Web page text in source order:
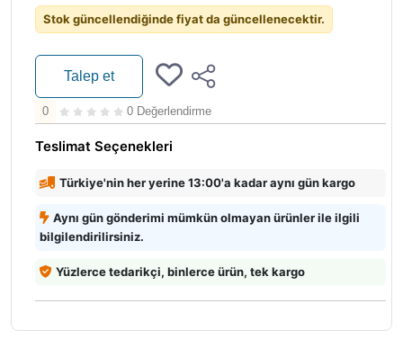
Stok güncellendiğinde fiyat da güncellenecektir.
Talep et
0 0 Değerlendirme
Teslimat Seçenekleri
Türkiye'nin her yerine 13:00'a kadar aynı gün kargo
Aynı gün gönderimi mümkün olmayan ürünler ile ilgili
bilgilendirilirsiniz.
Yüzlerce tedarikçi, binlerce ürün, tek kargo